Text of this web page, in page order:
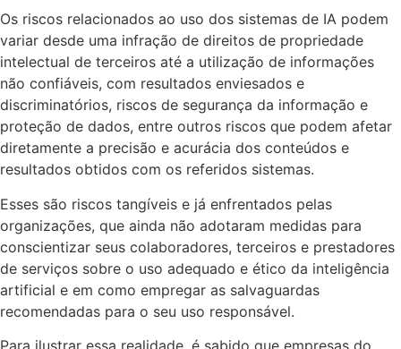
Os riscos relacionados ao uso dos sistemas de IA podem
variar desde uma infração de direitos de propriedade
intelectual de terceiros até a utilização de informações
não confiáveis, com resultados enviesados e
discriminatórios, riscos de segurança da informação e
proteção de dados, entre outros riscos que podem afetar
diretamente a precisão e acurácia dos conteúdos e
resultados obtidos com os referidos sistemas.
Esses são riscos tangíveis e já enfrentados pelas
organizações, que ainda não adotaram medidas para
conscientizar seus colaboradores, terceiros e prestadores
de serviços sobre o uso adequado e ético da inteligência
artificial e em como empregar as salvaguardas
recomendadas para o seu uso responsável.